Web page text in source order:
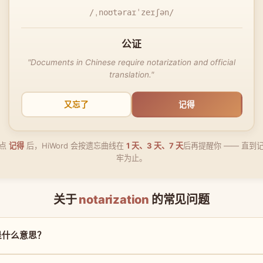
/ˌnoʊtəraɪˈzeɪʃən/
公证
"Documents in Chinese require notarization and official
translation."
又忘了 记得
点 记得 后，HiWord 会按遗忘曲线在 1 天、3 天、7 天后再提醒你 —— 直到
牢为止。
关于notarization 的常见问题
么意思？